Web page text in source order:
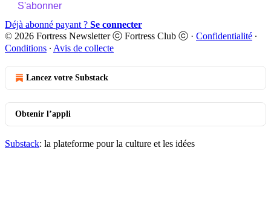
S'abonner
Déjà abonné payant ? Se connecter
© 2026 Fortress Newsletter ⓒ Fortress Club ⓒ · Confidentialité ∙
Conditions ∙ Avis de collecte
Lancez votre Substack
Obtenir l’appli
Substack: la plateforme pour la culture et les idées